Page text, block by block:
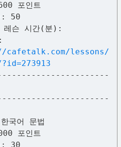
포인트
50
레슨 시간(분):
lessons/
국어 문법
포인트
30